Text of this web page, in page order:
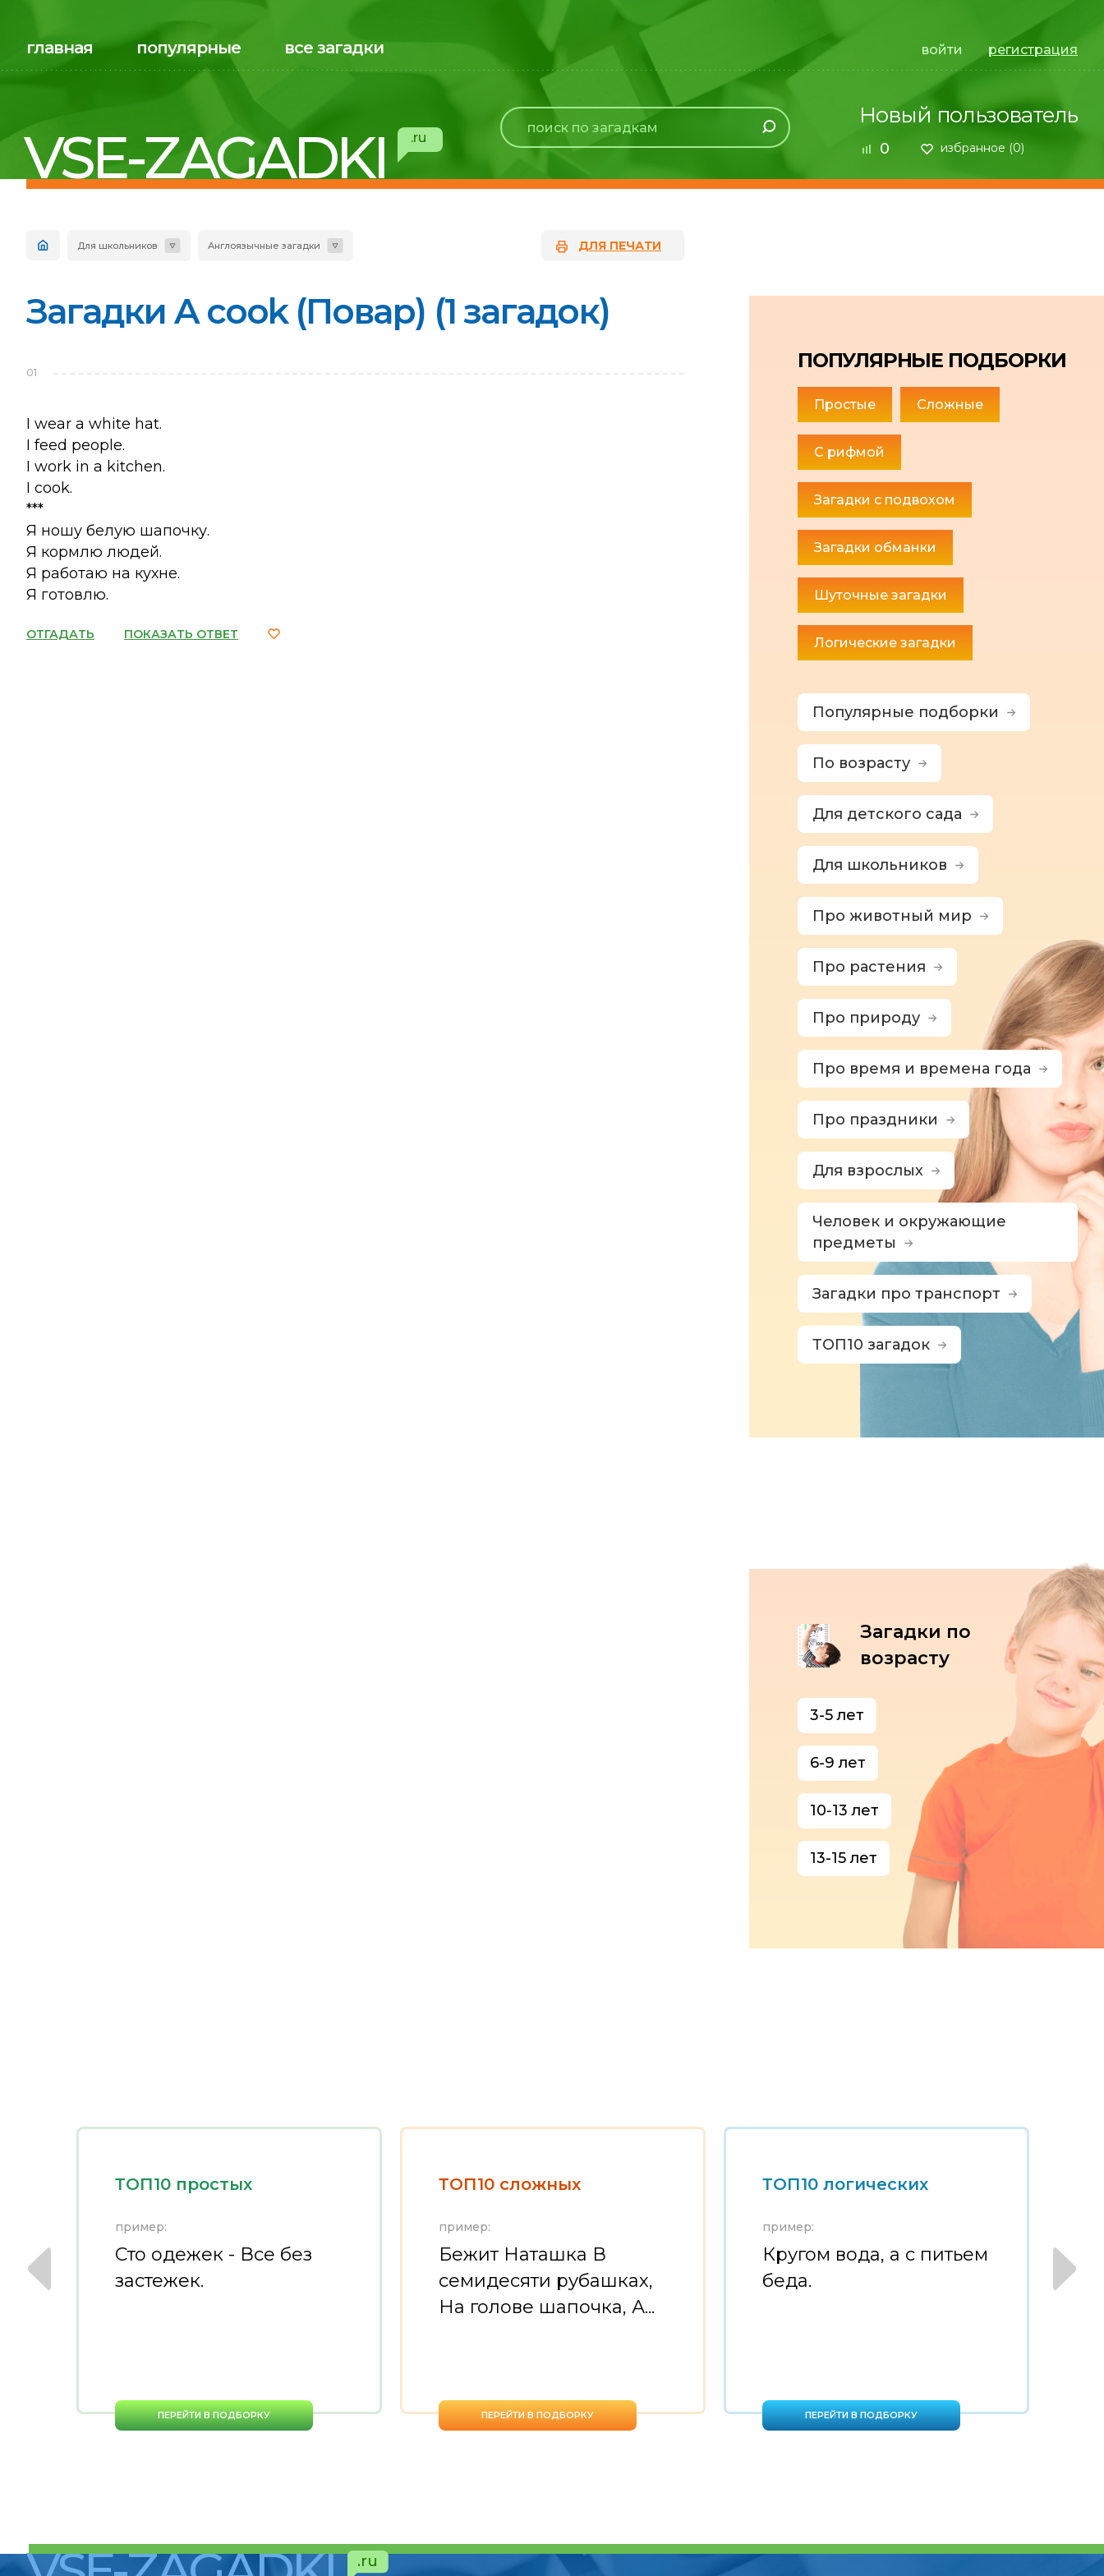
главная популярные все загадки войти регистрация
VSE-ZAGADKI .ru
Новый пользователь
0 избранное (0)
Для школьников Англоязычные загадки ДЛЯ ПЕЧАТИ
Загадки A cook (Повар) (1 загадок)
01
I wear a white hat.
I feed people.
I work in a kitchen.
I cook.
***
Я ношу белую шапочку.
Я кормлю людей.
Я работаю на кухне.
Я готовлю.
ОТГАДАТЬ ПОКАЗАТЬ ОТВЕТ
ПОПУЛЯРНЫЕ ПОДБОРКИ
Простые Сложные
С рифмой
Загадки с подвохом
Загадки обманки
Шуточные загадки
Логические загадки
Популярные подборки
По возрасту
Для детского сада
Для школьников
Про животный мир
Про растения
Про природу
Про время и времена года
Про праздники
Для взрослых
Человек и окружающие
предметы
Загадки про транспорт
ТОП10 загадок
Загадки по
возрасту
3-5 лет
6-9 лет
10-13 лет
13-15 лет
ТОП10 простых
пример:
Сто одежек - Все без
застежек.
ПЕРЕЙТИ В ПОДБОРКУ
ТОП10 сложных
пример:
Бежит Наташка В
семидесяти рубашках,
На голове шапочка, А...
ПЕРЕЙТИ В ПОДБОРКУ
ТОП10 логических
пример:
Кругом вода, а с питьем
беда.
ПЕРЕЙТИ В ПОДБОРКУ
.ru